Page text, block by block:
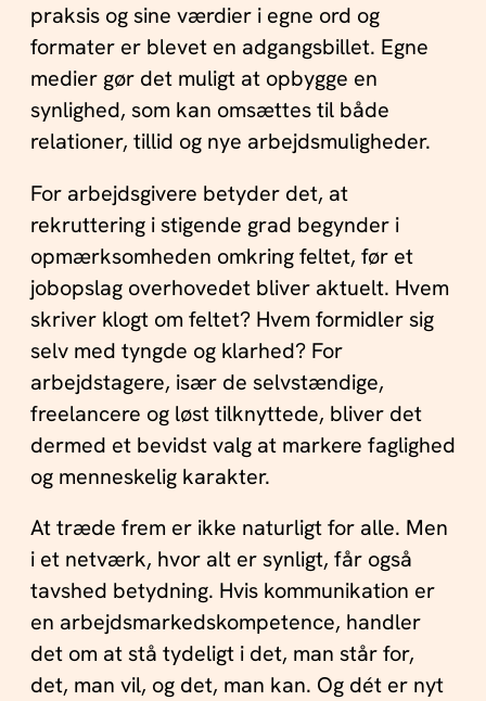
praksis og sine værdier i egne ord og
formater er blevet en adgangsbillet. Egne
medier gør det muligt at opbygge en
synlighed, som kan omsættes til både
relationer, tillid og nye arbejdsmuligheder.
For arbejdsgivere betyder det, at
rekruttering i stigende grad begynder i
opmærksomheden omkring feltet, før et
jobopslag overhovedet bliver aktuelt. Hvem
skriver klogt om feltet? Hvem formidler sig
selv med tyngde og klarhed? For
arbejdstagere, især de selvstændige,
freelancere og løst tilknyttede, bliver det
dermed et bevidst valg at markere faglighed
og menneskelig karakter.
At træde frem er ikke naturligt for alle. Men
i et netværk, hvor alt er synligt, får også
tavshed betydning. Hvis kommunikation er
en arbejdsmarkedskompetence, handler
det om at stå tydeligt i det, man står for,
det, man vil, og det, man kan. Og dét er nyt